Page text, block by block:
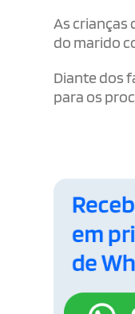
As crianças
do marido
Diante dos
para os